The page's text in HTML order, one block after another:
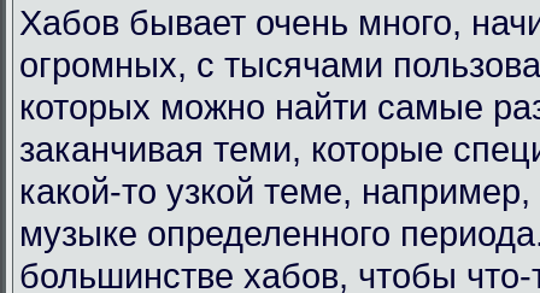
Хабов бывает очень много,
огромных, с тысячами
которых можно найти самые
заканчивая теми, которые
какой-то узкой теме, например,
музыке определенного
большинстве хабов, чтобы что-